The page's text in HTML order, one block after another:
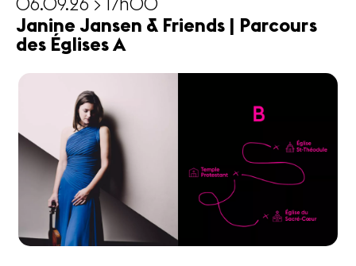
06.09.26 > 17h00
Janine Jansen & Friends | Parcours
des Églises A